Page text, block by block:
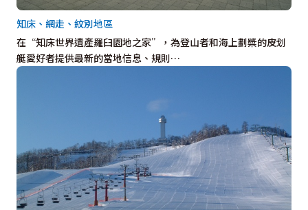
在“知床世界遺產羅臼園地之家”，為登山者和海上劃槳的皮划
艇愛好者提供最新的當地信息、規則…
知床、網走、紋別地區